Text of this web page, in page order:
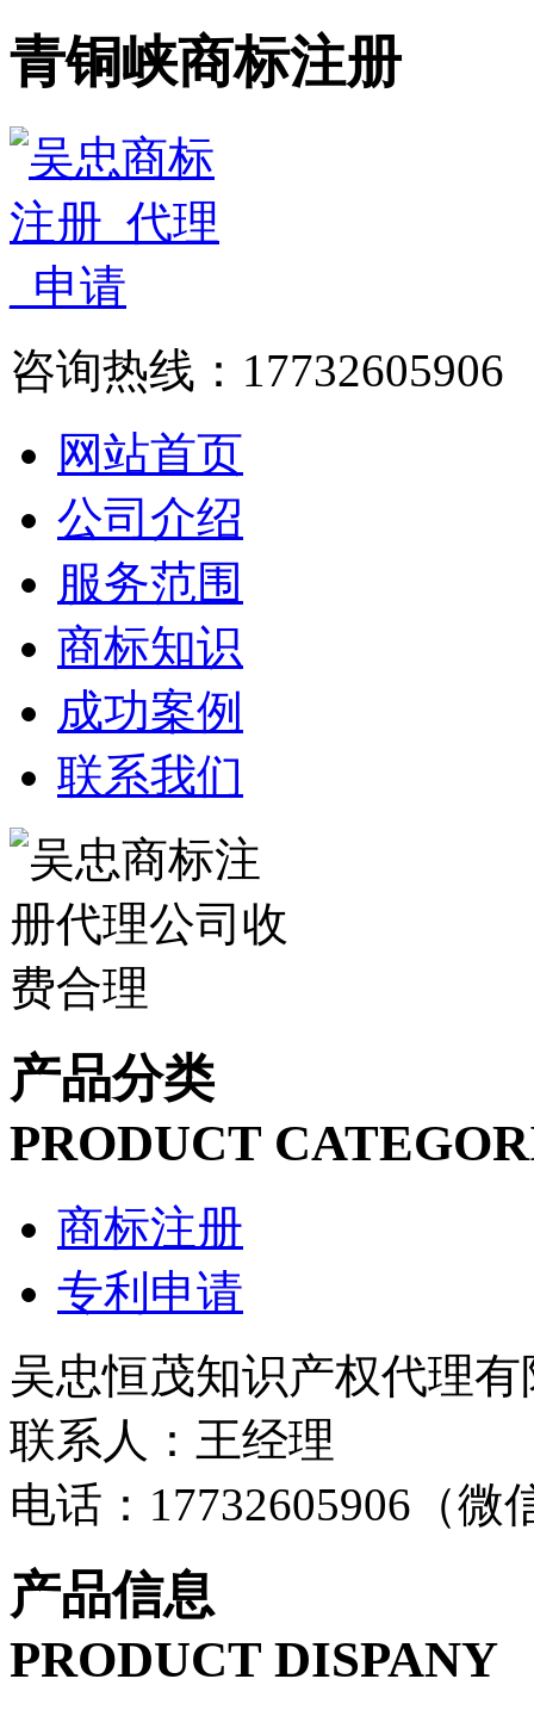
青铜峡商标注册
咨询热线：17732605906
网站首页
公司介绍
服务范围
商标知识
成功案例
联系我们
产品分类
PRODUCT
商标注册
专利申请
吴忠恒茂知识产权代理有
联系人：王经理
电话：17732605906（微
产品信息
PRODUCT DISPANY